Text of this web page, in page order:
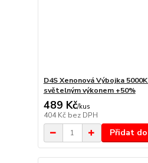
D4S Xenonová Výbojka
světelným výkonem +50%
489 Kč/kus
404 Kč bez DPH
Přidat